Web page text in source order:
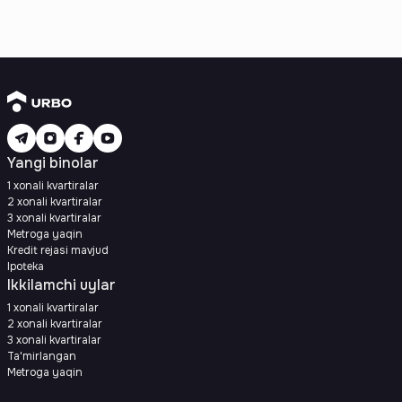
Yangi binolar
1 xonali kvartiralar
2 xonali kvartiralar
3 xonali kvartiralar
Metroga yaqin
Kredit rejasi mavjud
Ipoteka
Ikkilamchi uylar
1 xonali kvartiralar
2 xonali kvartiralar
3 xonali kvartiralar
Ta'mirlangan
Metroga yaqin